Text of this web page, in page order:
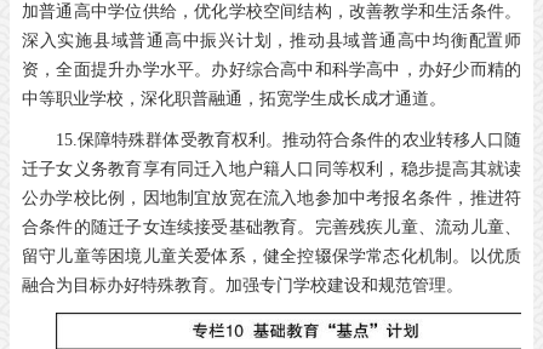
加普通高中学位供给，优化学校空间结构，改善教学和生活条件。
深入实施县域普通高中振兴计划，推动县域普通高中均衡配置师
资，全面提升办学水平。办好综合高中和科学高中，办好少而精的
中等职业学校，深化职普融通，拓宽学生成长成才通道。
15.保障特殊群体受教育权利。推动符合条件的农业转移人口随
迁子女义务教育享有同迁入地户籍人口同等权利，稳步提高其就读
公办学校比例，因地制宜放宽在流入地参加中考报名条件，推进符
合条件的随迁子女连续接受基础教育。完善残疾儿童、流动儿童、
留守儿童等困境儿童关爱体系，健全控辍保学常态化机制。以优质
融合为目标办好特殊教育。加强专门学校建设和规范管理。